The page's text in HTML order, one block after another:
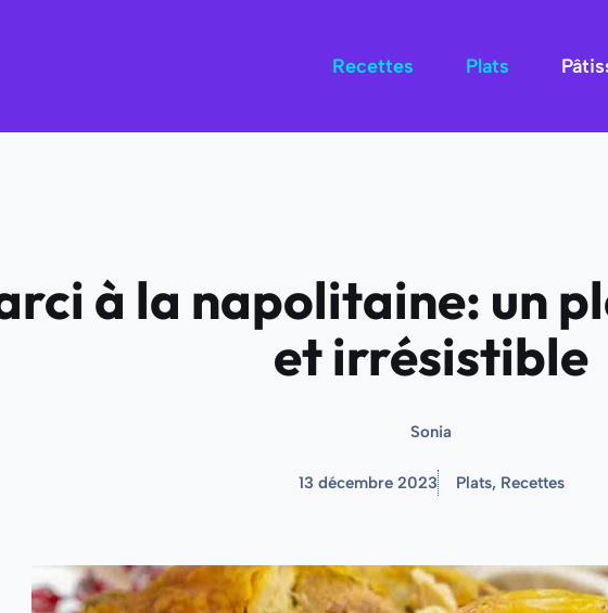
Recettes Plats
à la napolitaine: un
et irrésistible
Sonia
13 décembre 2023 Plats, Recettes